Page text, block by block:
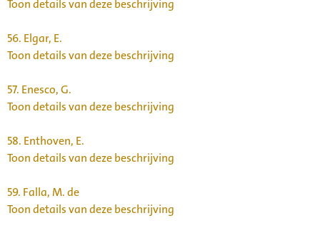
Toon details van deze beschrijving
56. Elgar, E.
Toon details van deze beschrijving
57. Enesco, G.
Toon details van deze beschrijving
58. Enthoven, E.
Toon details van deze beschrijving
59. Falla, M. de
Toon details van deze beschrijving